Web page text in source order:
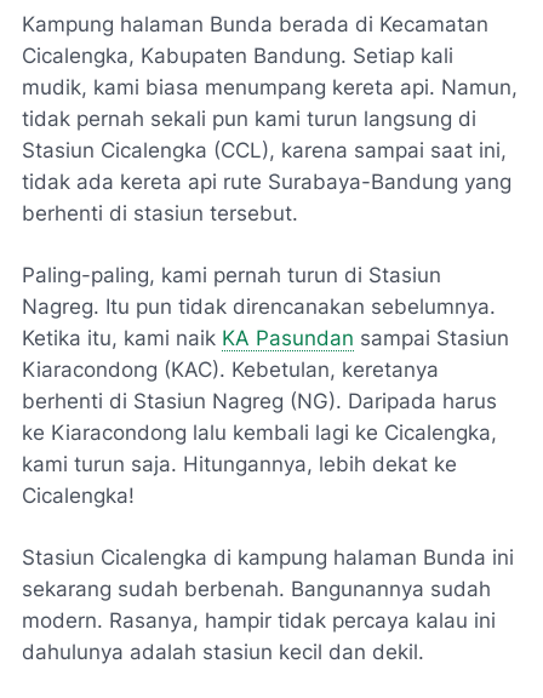
Kampung halaman Bunda berada di Kecamatan
Cicalengka, Kabupaten Bandung. Setiap kali
mudik, kami biasa menumpang kereta api. Namun,
tidak pernah sekali pun kami turun langsung di
Stasiun Cicalengka (CCL), karena sampai saat ini,
tidak ada kereta api rute Surabaya-Bandung yang
berhenti di stasiun tersebut.
Paling-paling, kami pernah turun di Stasiun
Nagreg. Itu pun tidak direncanakan sebelumnya.
Ketika itu, kami naik KA Pasundan sampai Stasiun
Kiaracondong (KAC). Kebetulan, keretanya
berhenti di Stasiun Nagreg (NG). Daripada harus
ke Kiaracondong lalu kembali lagi ke Cicalengka,
kami turun saja. Hitungannya, lebih dekat ke
Cicalengka!
Stasiun Cicalengka di kampung halaman Bunda ini
sekarang sudah berbenah. Bangunannya sudah
modern. Rasanya, hampir tidak percaya kalau ini
dahulunya adalah stasiun kecil dan dekil.